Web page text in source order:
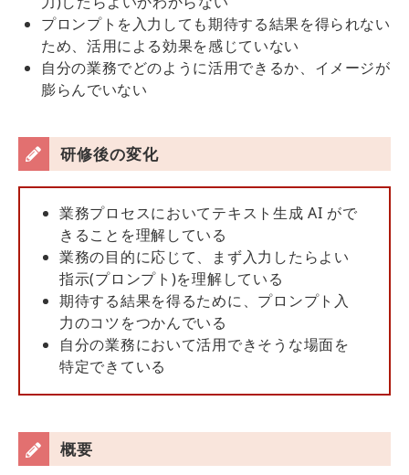
プロンプトを入力しても期待する結果を得られない
ため、活用による効果を感じていない
自分の業務でどのように活用できるか、イメージが
膨らんでいない
研修後の変化
業務プロセスにおいてテキスト生成 AI がで
きることを理解している
業務の目的に応じて、まず入力したらよい
指示(プロンプト)を理解している
期待する結果を得るために、プロンプト入
力のコツをつかんでいる
自分の業務において活用できそうな場面を
特定できている
概要